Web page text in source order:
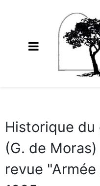
Historique
(G. de
revue